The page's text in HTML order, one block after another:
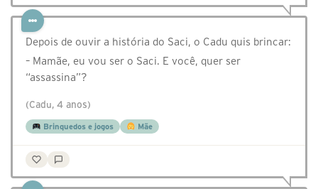
Depois de ouvir a história do Saci, o Cadu quis brincar:
– Mamãe, eu vou ser o Saci. E você, quer ser
“assassina”?
(Cadu, 4 anos)
Brinquedos e jogos Mãe